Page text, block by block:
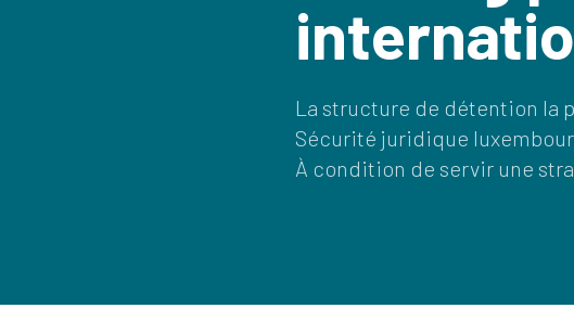
La structure de détention la
Sécurité juridique
À condition de servir une